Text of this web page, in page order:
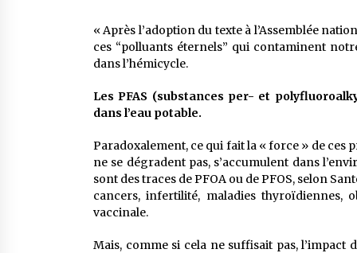
« Après l’adoption du texte à l’Assemblée
ces “polluants éternels” qui contaminent
dans l’hémicycle.
Les PFAS (substances per- et
dans l’eau potable.
Paradoxalement, ce qui fait la « force » de ces
ne se dégradent pas, s’accumulent dans
sont des traces de PFOA ou de PFOS, selon
cancers, infertilité, maladies thyroïdiennes,
vaccinale.
Mais, comme si cela ne suffisait pas, l’impact